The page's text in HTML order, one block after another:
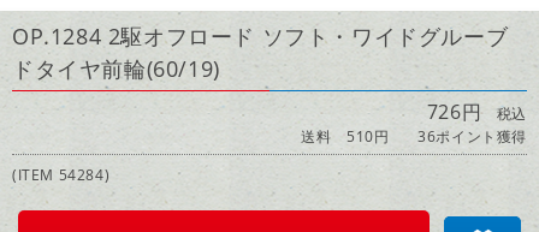
OP.1284 2駆オフロード ソフト・ワイドグルーブ
ドタイヤ前輪(60/19)
726円税込
送料 510円
36ポイント獲得
(ITEM 54284)